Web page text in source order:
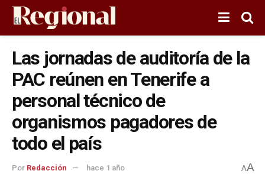
Las jornadas de auditoría de la
PAC reúnen en Tenerife a
personal técnico de
organismos pagadores de
todo el país
Por Redacción hace 1 año AA